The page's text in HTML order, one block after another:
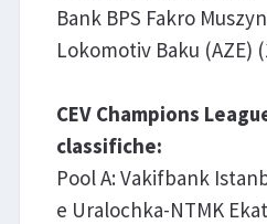
Bank BPS Fakro
Lokomotiv Baku (AZE)
CEV Champions
classifiche:
Pool A: Vakifbank
e Uralochka-NTMK